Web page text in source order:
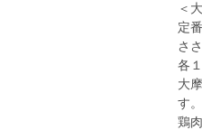
＜
定
さ
各
大
す。
鶏